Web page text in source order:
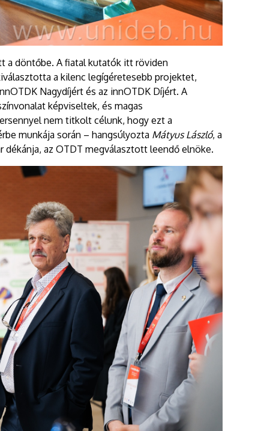
a döntőbe. A fiatal kutatók itt röviden
a kilenc legígéretesebb projektet,
Nagydíjért és az innOTDK Díjért. A
képviseltek, és magas
nem titkolt célunk, hogy ezt a
munkája során – hangsúlyozta Mátyus László, a
az OTDT megválasztott leendő elnöke.